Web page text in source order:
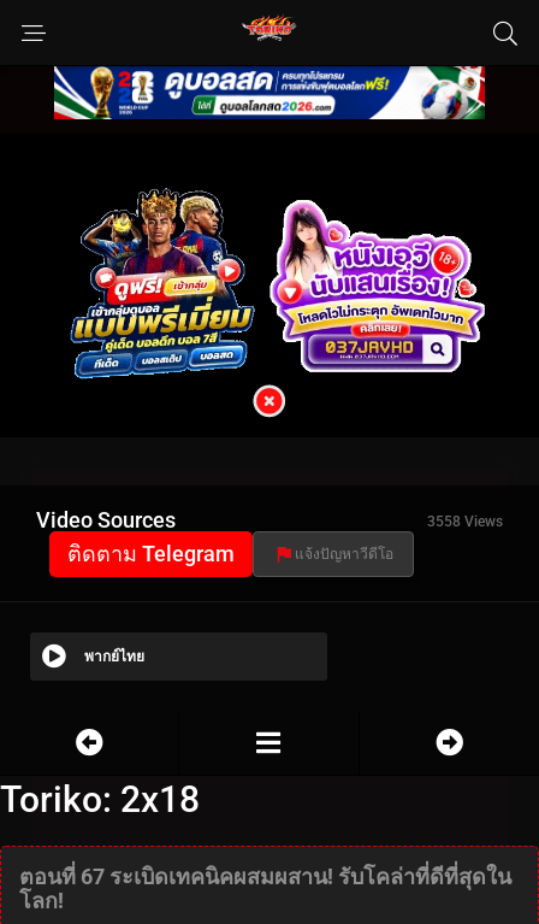
Video Sources 3558 Views
ติดตาม Telegram แจ้งปัญหาวีดีโอ
พากย์ไทย
Toriko: 2x18
ตอนที่ 67 ระเบิดเทคนิคผสมผสาน! รับโคล่าที่ดีที่สุดใน
โลก!